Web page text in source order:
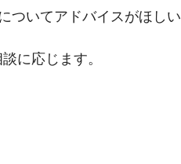
ついてアドバイスがほしい
に応じます。